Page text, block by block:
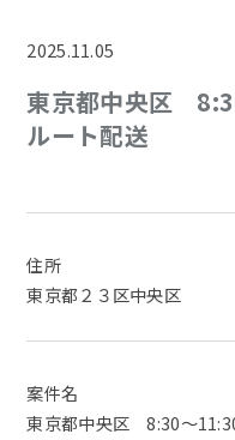
2025.11.05
東京都中央区
ルート配送
住所
東京都２３区中央区
案件名
東京都中央区 8:30～